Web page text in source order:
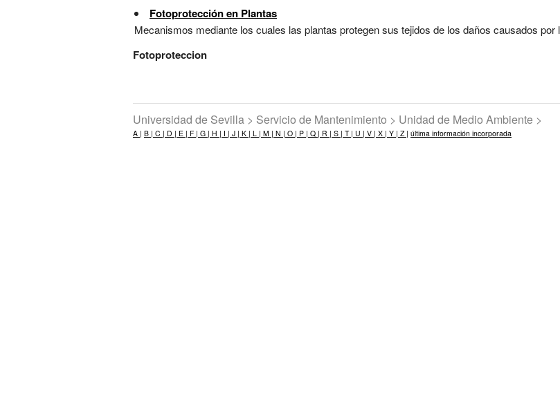
Fotoprotección en Plantas
Mecanismos mediante los cuales las plantas protegen sus tejidos de los daños causados por
Fotoproteccion
Universidad de Sevilla > Servicio de Mantenimiento > Unidad de Medio Ambiente >
A | B | C | D | E | F | G | H | I | J | K | L | M | N | O | P | Q | R | S | T | U | V | X | Y | Z | última información incorporada